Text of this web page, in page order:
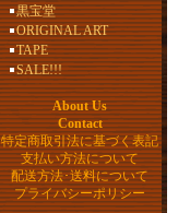
黒宝堂
ORIGINAL ART
TAPE
SALE!!!
About Us
Contact
特定商取引法に基づく表記
支払い方法について
配送方法･送料について
プライバシーポリシー